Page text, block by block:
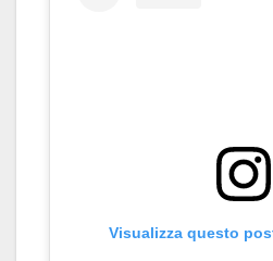
Visualizza questo